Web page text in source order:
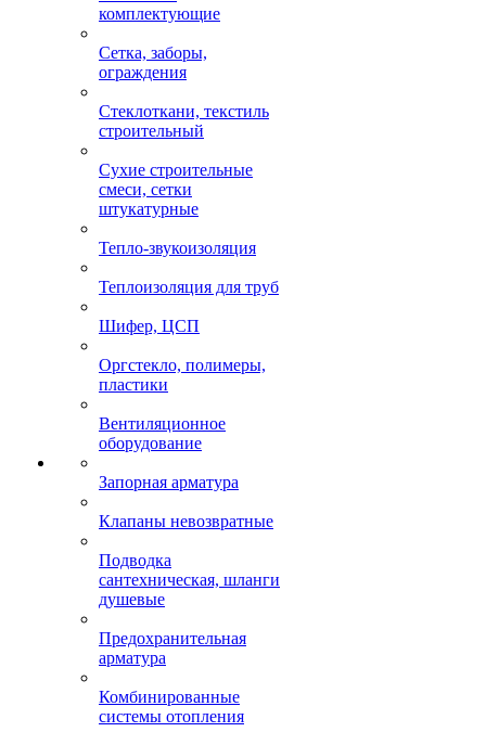
комплектующие
Сетка, заборы,
ограждения
Стеклоткани, текстиль
строительный
Сухие строительные
смеси, сетки
штукатурные
Тепло-звукоизоляция
Теплоизоляция для труб
Шифер, ЦСП
Оргстекло, полимеры,
пластики
Вентиляционное
оборудование
Запорная арматура
Клапаны невозвратные
Подводка
сантехническая, шланги
душевые
Предохранительная
арматура
Комбинированные
системы отопления